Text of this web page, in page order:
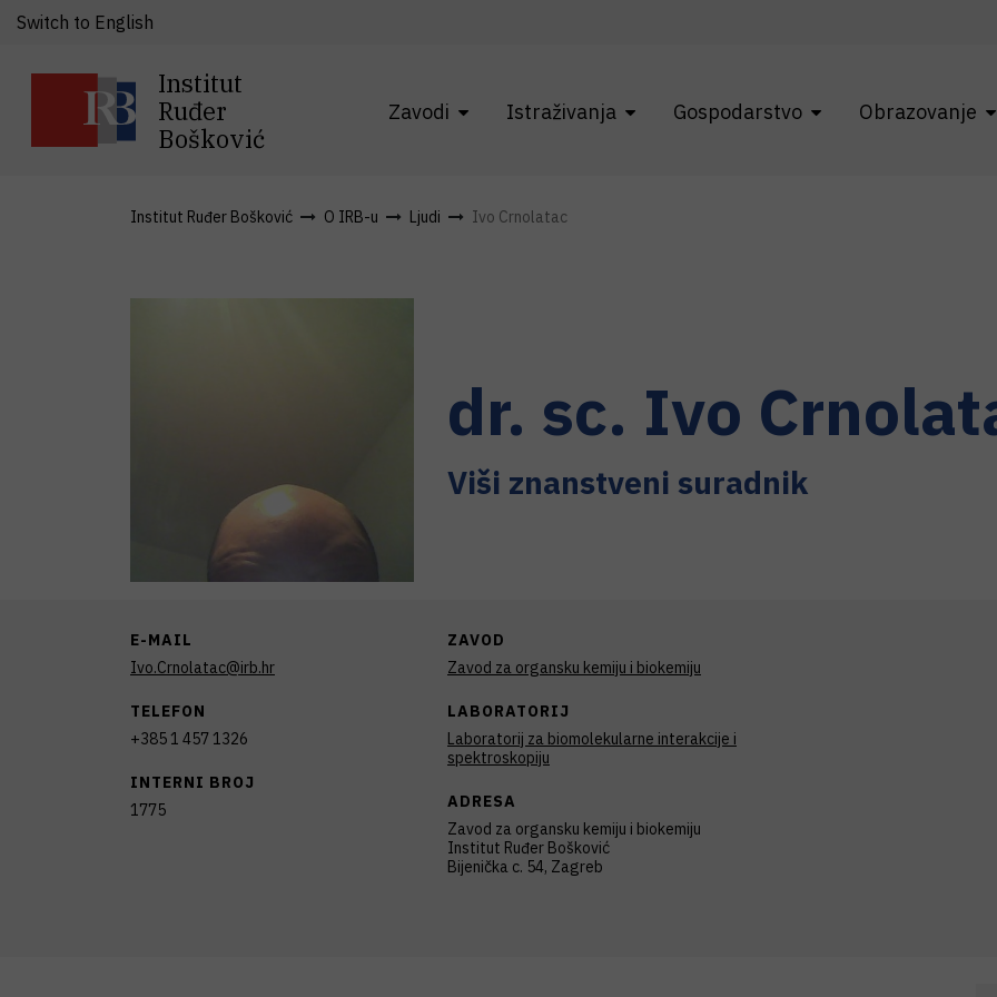
Institut
Ruđer
Bošković
Zavodi Istraživanja Gospodarstvo Obrazovanje
Switch to English
Institut Ruđer Bošković O IRB-u Ljudi Ivo Crnolatac
dr. sc. Ivo
Viši znanstveni suradnik
E-MAIL
Ivo.Crnolatac@irb.hr
TELEFON
+385 1 457 1326
INTERNI BROJ
1775
ZAVOD
Zavod za organsku kemiju i biokemiju
LABORATORIJ
Laboratorij za biomolekularne interakcije i
spektroskopiju
ADRESA
Zavod za organsku kemiju i biokemiju
Institut Ruđer Bošković
Bijenička c. 54, Zagreb